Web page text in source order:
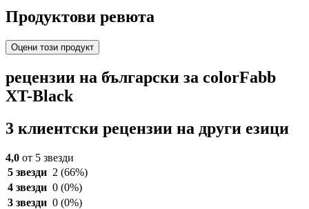
Продуктови ревюта
Оцени този продукт
рецензии на български за colorFabb
XT-Black
3 клиентски рецензии на други езици
4,0 от 5 звезди
5 звезди 2 (66%)
4 звезди 0 (0%)
3 звезди 0 (0%)